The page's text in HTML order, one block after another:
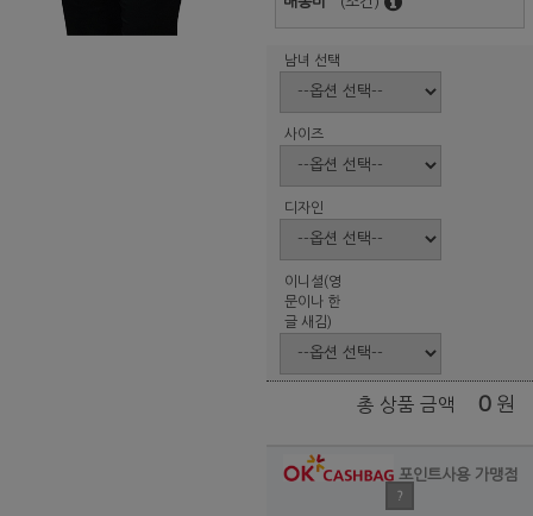
남녀 선택
사이즈
디자인
이니셜(영
문이나 한
글 새김)
총 상품 금액 0 원
포인트사용 가맹점
?